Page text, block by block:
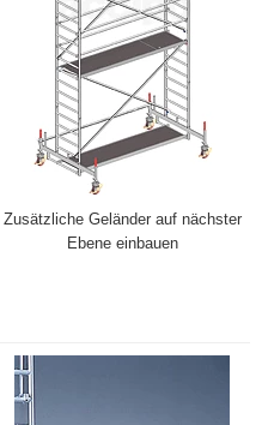
Zusätzliche Geländer auf nächster
Ebene einbauen